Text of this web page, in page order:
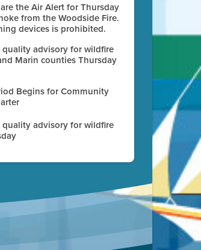
the Air Alert for Thursday
from the Woodside Fire.
devices is prohibited.
quality advisory for wildfire
Marin counties Thursday
Begins for Community
quality advisory for wildfire